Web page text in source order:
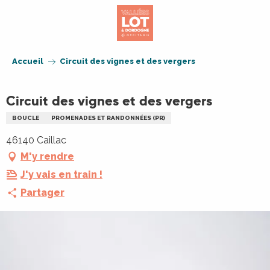
Accueil Circuit des vignes et des vergers
Circuit des vignes et des vergers
BOUCLE PROMENADES ET RANDONNÉES (PR)
46140 Caillac
M'y rendre
J'y vais en train !
Partager